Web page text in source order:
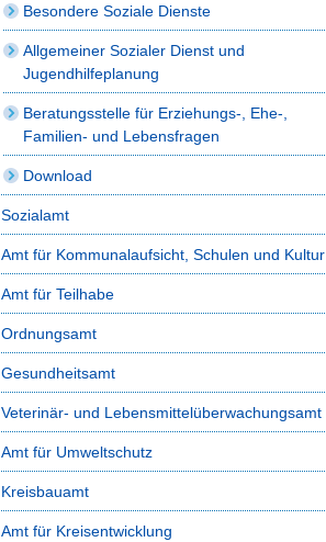
Besondere Soziale Dienste
Allgemeiner Sozialer Dienst und
Jugendhilfeplanung
Beratungsstelle für Erziehungs-, Ehe-,
Familien- und Lebensfragen
Download
Sozialamt
Amt für Kommunalaufsicht, Schulen und Kultur
Amt für Teilhabe
Ordnungsamt
Gesundheitsamt
Veterinär- und Lebensmittelüberwachungsamt
Amt für Umweltschutz
Kreisbauamt
Amt für Kreisentwicklung